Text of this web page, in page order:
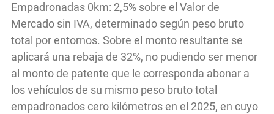
Empadronadas 0km: 2,5% sobre el Valor de
Mercado sin IVA, determinado según peso bruto
total por entornos. Sobre el monto resultante se
aplicará una rebaja de 32%, no pudiendo ser menor
al monto de patente que le corresponda abonar a
los vehículos de su mismo peso bruto total
empadronados cero kilómetros en el 2025, en cuyo